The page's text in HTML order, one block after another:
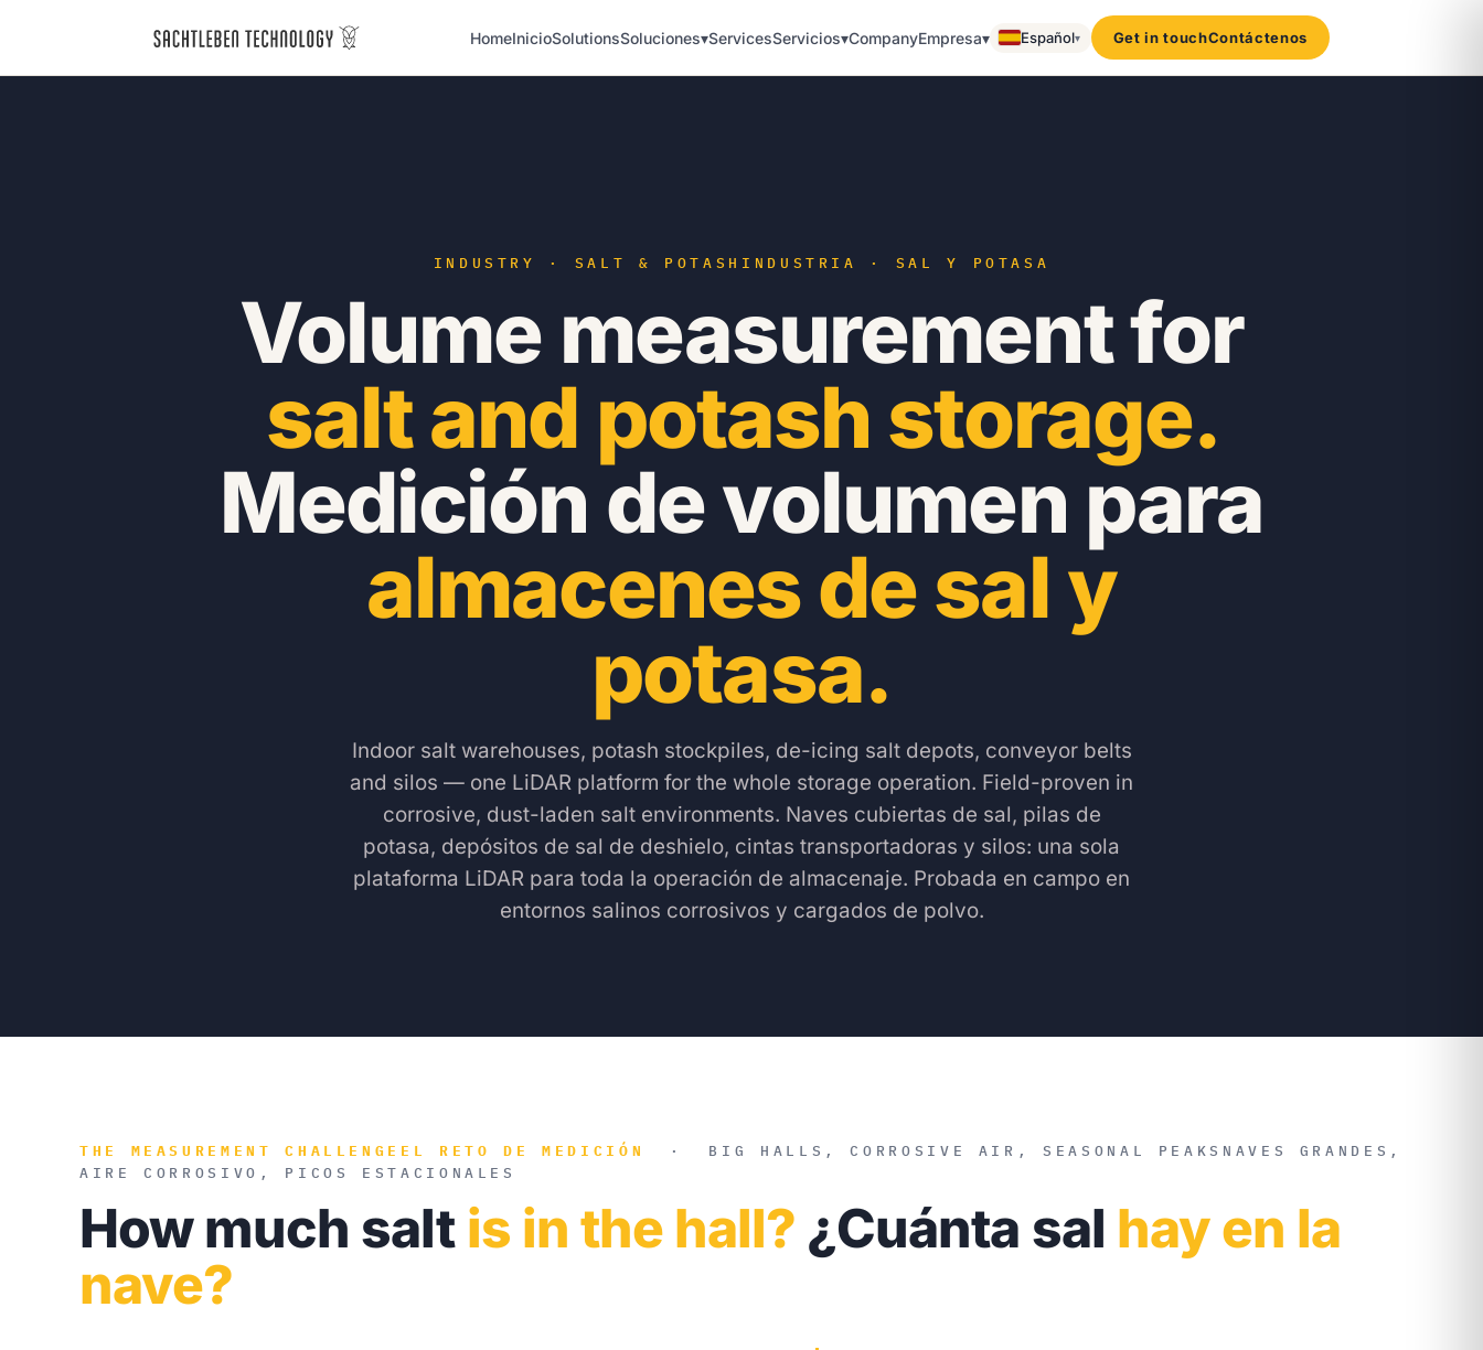
HomeInicioSolutionsSoluciones▾ServicesServicios▾CompanyEmpresa▾ Español▾ Get in touchContáctenos
INDUSTRY · SALT & POTASH INDUSTRIA · SAL Y POTASA
Volume measurement for
salt and potash storage.
Medición de volumen para
almacenes de sal y
potasa.
Indoor salt warehouses, potash stockpiles, de-icing salt depots, conveyor belts
and silos — one LiDAR platform for the whole storage operation. Field-proven in
corrosive, dust-laden salt environments. Naves cubiertas de sal, pilas de
potasa, depósitos de sal de deshielo, cintas transportadoras y silos: una sola
plataforma LiDAR para toda la operación de almacenaje. Probada en campo en
entornos salinos corrosivos y cargados de polvo.
THE MEASUREMENT CHALLENGE EL RETO DE MEDICIÓN · BIG HALLS, CORROSIVE AIR, SEASONAL PEAKS NAVES GRANDES,
AIRE CORROSIVO, PICOS ESTACIONALES
How much salt is in the hall? ¿Cuánta sal hay en la
nave?